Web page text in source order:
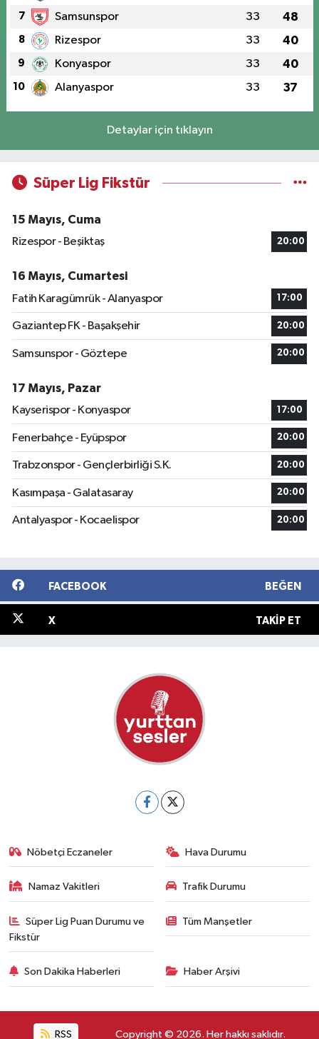
7 Samsunspor 33 48
8 Rizespor 33 40
9 Konyaspor 33 40
10 Alanyaspor 33 37
Detaylar için tıklayın
Süper Lig Fikstür
15 Mayıs, Cuma
Rizespor - Beşiktaş
20:00
16 Mayıs, Cumartesi
Fatih Karagümrük - Alanyaspor
17:00
Gaziantep FK - Başakşehir 20:00
Samsunspor - Göztepe 20:00
17 Mayıs, Pazar
Kayserispor - Konyaspor
17:00
Fenerbahçe - Eyüpspor 20:00
Trabzonspor - Gençlerbirliği S.K. 20:00
Kasımpaşa - Galatasaray 20:00
Antalyaspor - Kocaelispor 20:00
FACEBOOK BEĞEN
X TAKIP ET
Nöbetçi Eczaneler Hava Durumu
Namaz Vakitleri Trafik Durumu
Süper Lig Puan Durumu ve
Fikstür
Tüm Manşetler
Son Dakika Haberleri Haber Arşivi
RSS Copyright © 2026. Her hakkı saklıdır.